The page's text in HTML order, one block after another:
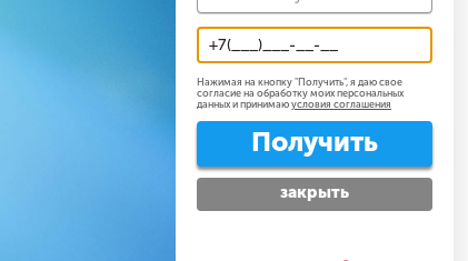
Нажимая на кнопку "Получить", я даю свое
согласие на обработку моих персональных
данных и принимаю условия соглашения
Получить
закрыть